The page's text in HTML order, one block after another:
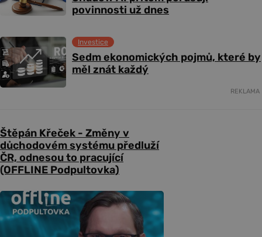
povinnosti už dnes
Sedm ekonomických pojmů, které by
měl znát každý
Investice
REKLAMA
Štěpán Křeček - Změny v
důchodovém systému předluží
ČR, odnesou to pracující
(OFFLINE Podpultovka)